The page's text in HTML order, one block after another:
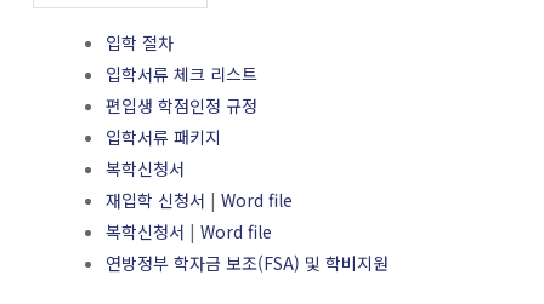
입학 절차
입학서류 체크 리스트
편입생 학점인정 규정
입학서류 패키지
복학신청서
재입학 신청서 | Word file
복학신청서 | Word file
연방정부 학자금 보조(FSA) 및 학비지원